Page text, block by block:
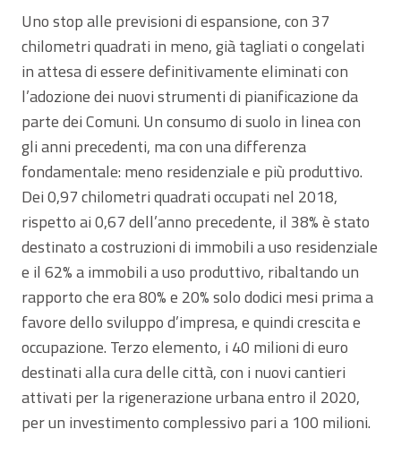
Uno stop alle previsioni di espansione, con 37
chilometri quadrati in meno, già tagliati o congelati
in attesa di essere definitivamente eliminati con
l’adozione dei nuovi strumenti di pianificazione da
parte dei Comuni. Un consumo di suolo in linea con
gli anni precedenti, ma con una differenza
fondamentale: meno residenziale e più produttivo.
Dei 0,97 chilometri quadrati occupati nel 2018,
rispetto ai 0,67 dell’anno precedente, il 38% è stato
destinato a costruzioni di immobili a uso residenziale
e il 62% a immobili a uso produttivo, ribaltando un
rapporto che era 80% e 20% solo dodici mesi prima a
favore dello sviluppo d’impresa, e quindi crescita e
occupazione. Terzo elemento, i 40 milioni di euro
destinati alla cura delle città, con i nuovi cantieri
attivati per la rigenerazione urbana entro il 2020,
per un investimento complessivo pari a 100 milioni.